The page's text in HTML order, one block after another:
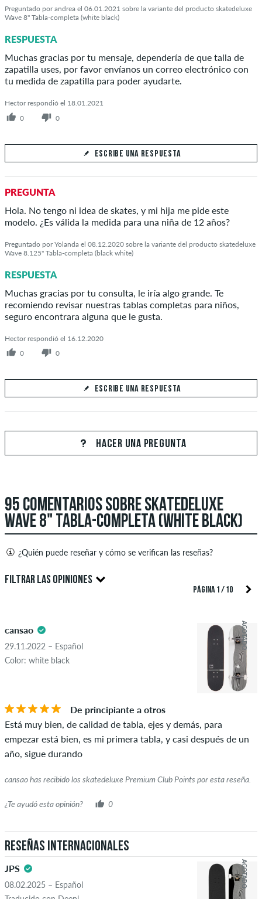
Preguntado por andrea el 06.01.2021 sobre la variante del producto skatedeluxe
Wave 8" Tabla-completa (white black)
RESPUESTA
Muchas gracias por tu mensaje, dependería de que talla de
zapatilla uses, por favor envíanos un correo electrónico con
tu medida de zapatilla para poder ayudarte.
Hector respondió el 18.01.2021
0
0
ESCRIBE UNA RESPUESTA
Tu respuesta
Responde la pregunta de andrea aquí
PREGUNTA
Hola. No tengo ni idea de skates, y mi hija me pide este
modelo. ¿Es válida la medida para una niña de 12 años?
Preguntado por Yolanda el 08.12.2020 sobre la variante del producto skatedeluxe
Wave 8.125" Tabla-completa (black white)
RESPUESTA
Muchas gracias por tu consulta, le iría algo grande. Te
recomiendo revisar nuestras tablas completas para niños,
seguro encontrara alguna que le gusta.
Hector respondió el 16.12.2020
0
0
ESCRIBE UNA RESPUESTA
Tu respuesta
Responde la pregunta de Yolanda aquí
ENVIAR RESPUESTA
HACER UNA PREGUNTA
95 COMENTARIOS SOBRE SKATEDELUXE
WAVE 8" TABLA-COMPLETA (WHITE BLACK)
¿Quién puede reseñar y cómo se verifican las reseñas?
Solo las personas con una cuenta de cliente de skatedeluxe
pueden crear reseñas. Estas se publicarán después de nuestra
críticas tanto positivas como negativas. No se publicarán las
reseñas con contenido insultante u obsceno y las reseñas que
violen la ley aplicable o los derechos de autor, así como que
contengan spam y publicidad de terceros. La clasificación por
estrellas de un artículo muestra el promedio de todas las
clasificaciones.
Si la reseña es de una persona que realmente compró ese
artículo, puedes saberlo por la marca de verificación verde
junto al nombre con las palabras "compra verificada". Para
estas personas, la compra se verificó en función de sus
no podemos garantizar que la persona realmente sea
FILTRAR LAS OPINIONES
4.5
PÁGINA 1 / 10
cansao
29.11.2022 – Español
Color: white black
AGOTADO
De principiante a otros
Está muy bien, de calidad de tabla, ejes y demás, para
empezar está bien, es mi primera tabla, y casi después de un
año, sigue durando
cansao has recibido los skatedeluxe Premium Club Points por esta reseña.
¿Te ayudó esta opinión? 0
Reseñas internacionales
JPS
08.02.2025 – Español
AGOTADO